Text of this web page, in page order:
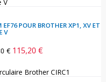
POUR BROTHER XP1, XV ET
V
€ Prix
115,20 €